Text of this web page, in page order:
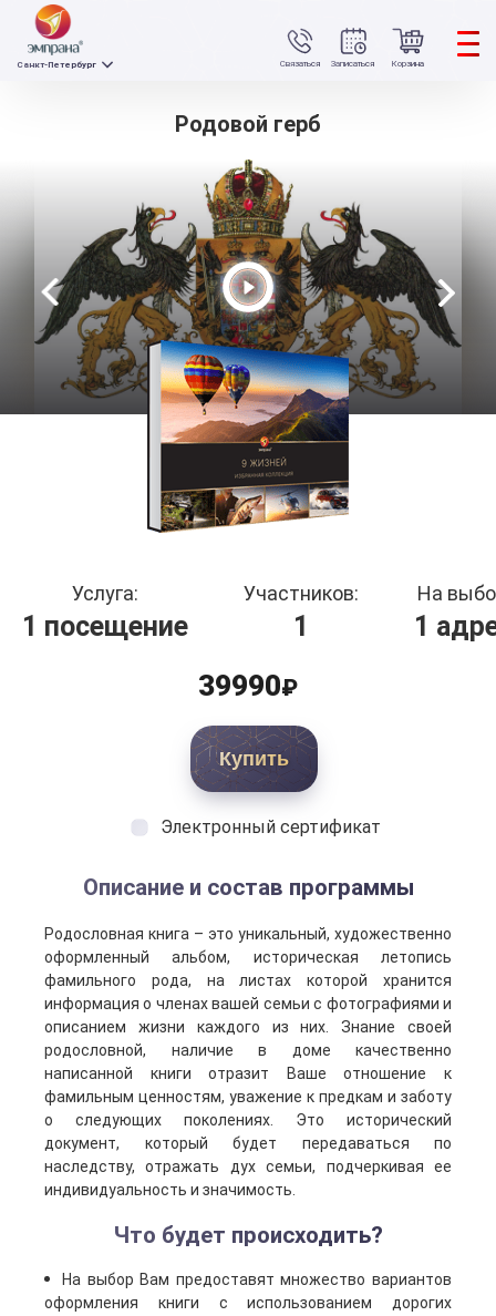
Связаться
Санкт-Петербург Записаться Корзина
Родовой герб
Услуга:
1 посещение
Участников:
1
На
1
39990₽
Купить
Электронный сертификат
Описание и состав программы
Родословная книга – это уникальный, художественно
оформленный альбом, историческая летопись
фамильного рода, на листах которой хранится
информация о членах вашей семьи с фотографиями и
описанием жизни каждого из них. Знание своей
родословной, наличие в доме качественно
написанной книги отразит Ваше отношение к
фамильным ценностям, уважение к предкам и заботу
о следующих поколениях. Это исторический
документ, который будет передаваться по
наследству, отражать дух семьи, подчеркивая ее
индивидуальность и значимость.
Что будет происходить?
На выбор Вам предоставят множество вариантов
оформления книги с использованием дорогих